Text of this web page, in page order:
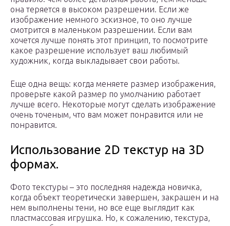
она теряется в высоком разрешении. Если же
изображение немного эскизное, то оно лучше
смотрится в маленьком разрешении. Если вам
хочется лучше понять этот принцип, то посмотрите
какое разрешение использует ваш любимый
художник, когда выкладывает свои работы.
Еще одна вещь: когда меняете размер изображения,
проверьте какой размер по умолчанию работает
лучше всего. Некоторые могут сделать изображение
очень точеным, что вам может понравится или не
понравится.
Использование 2D текстур на 3D
формах.
Фото текстуры – это последняя надежда новичка,
когда объект теоретически завершен, закрашен и на
нем выполнены тени, но все еще выглядит как
пластмассовая игрушка. Но, к сожалению, текстура,